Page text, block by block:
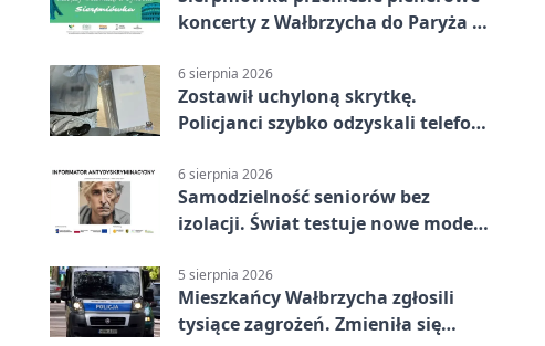
koncerty z Wałbrzycha do Paryża i
6 sierpnia 2026
Zostawił uchyloną skrytkę.
Policjanci szybko odzyskali telefon
6 sierpnia 2026
Samodzielność seniorów bez
izolacji. Świat testuje nowe modele
5 sierpnia 2026
Mieszkańcy Wałbrzycha zgłosili
tysiące zagrożeń. Zmieniła się